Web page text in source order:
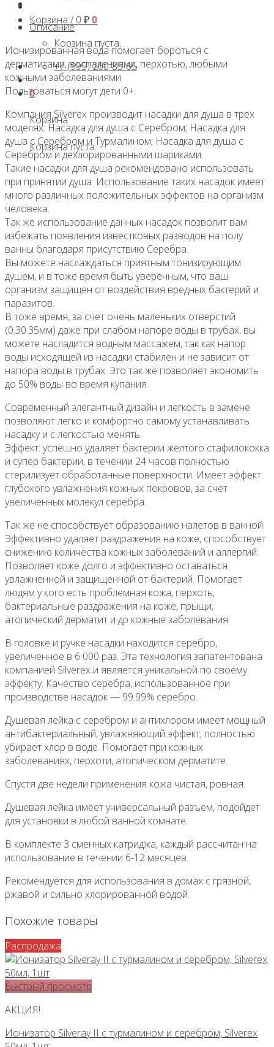
Корзина / 0 ₽0
Корзина пуста.
+7 (995) 260-85-65
0
Корзина
Корзина пуста.
Описание
Ионизированная вода помогает бороться с
дерматитами, воспалениями, перхотью, любыми
кожными заболеваниями.
Пользоваться могут дети 0+.
Компания Silverex производит насадки для душа в трех
моделях: Насадка для душа с Серебром; Насадка для
душа с Серебром и Турмалином; Насадка для душа с
Серебром и дехлорированными шариками.
Такие насадки для душа рекомендовано использовать
при принятии душа. Использование таких насадок имеет
много различных положительных эффектов на организм
человека.
Так же использование данных насадок позволит вам
избежать появления известковых разводов на полу
ванны благодаря присутствию Серебра.
Вы можете наслаждаться приятным тонизирующим
душем, и в тоже время быть уверенным, что ваш
организм защищен от воздействия вредных бактерий и
паразитов.
В тоже время, за счет очень маленьких отверстий
(0.30.35мм) даже при слабом напоре воды в трубах, вы
можете насладится водным массажем, так как напор
воды исходящей из насадки стабилен и не зависит от
напора воды в трубах. Это так же позволяет экономить
до 50% воды во время купания.
Современный элегантный дизайн и легкость в замене
позволяют легко и комфортно самому устанавливать
насадку и с легкостью менять.
Эффект: успешно удаляет бактерии желтого стафилококка
и супер бактерии, в течении 24 часов полностью
стерилизует обработанные поверхности. Имеет эффект
глубокого увлажнения кожных покровов, за счет
увеличенных молекул серебра.
Так же не способствует образованию налетов в ванной.
Эффективно удаляет раздражения на коже, способствует
снижению количества кожных заболеваний и аллергий.
Позволяет коже долго и эффективно оставаться
увлажненной и защищенной от бактерий. Помогает
людям у кого есть проблемная кожа, перхоть,
бактериальные раздражения на коже, прыщи,
атопический дерматит и др кожные заболевания.
В головке и ручке насадки находится серебро,
увеличенное в 6 000 раз. Эта технология запатентована
компанией Silverex и является уникальной по своему
эффекту. Качество серебра, использованное при
производстве насадок — 99.99% серебро.
Душевая лейка с серебром и антихлором имеет мощный
антибактериальный, увлажняющий эффект, полностью
убирает хлор в воде. Помогает при кожных
заболеваниях, перхоти, атопическом дерматите.
Спустя две недели применения кожа чистая, ровная.
Душевая лейка имеет универсальный разъем, подойдет
для установки в любой ванной комнате.
В комплекте 3 сменных катриджа, каждый рассчитан на
использование в течении 6-12 месяцев.
Рекомендуется для использования в домах с грязной,
ржавой и сильно хлорированной водой.
Похожие товары
Распродажа
Быстрый просмотр
АКЦИЯ!
Ионизатор Silveray II с турмалином и серебром, Silverex